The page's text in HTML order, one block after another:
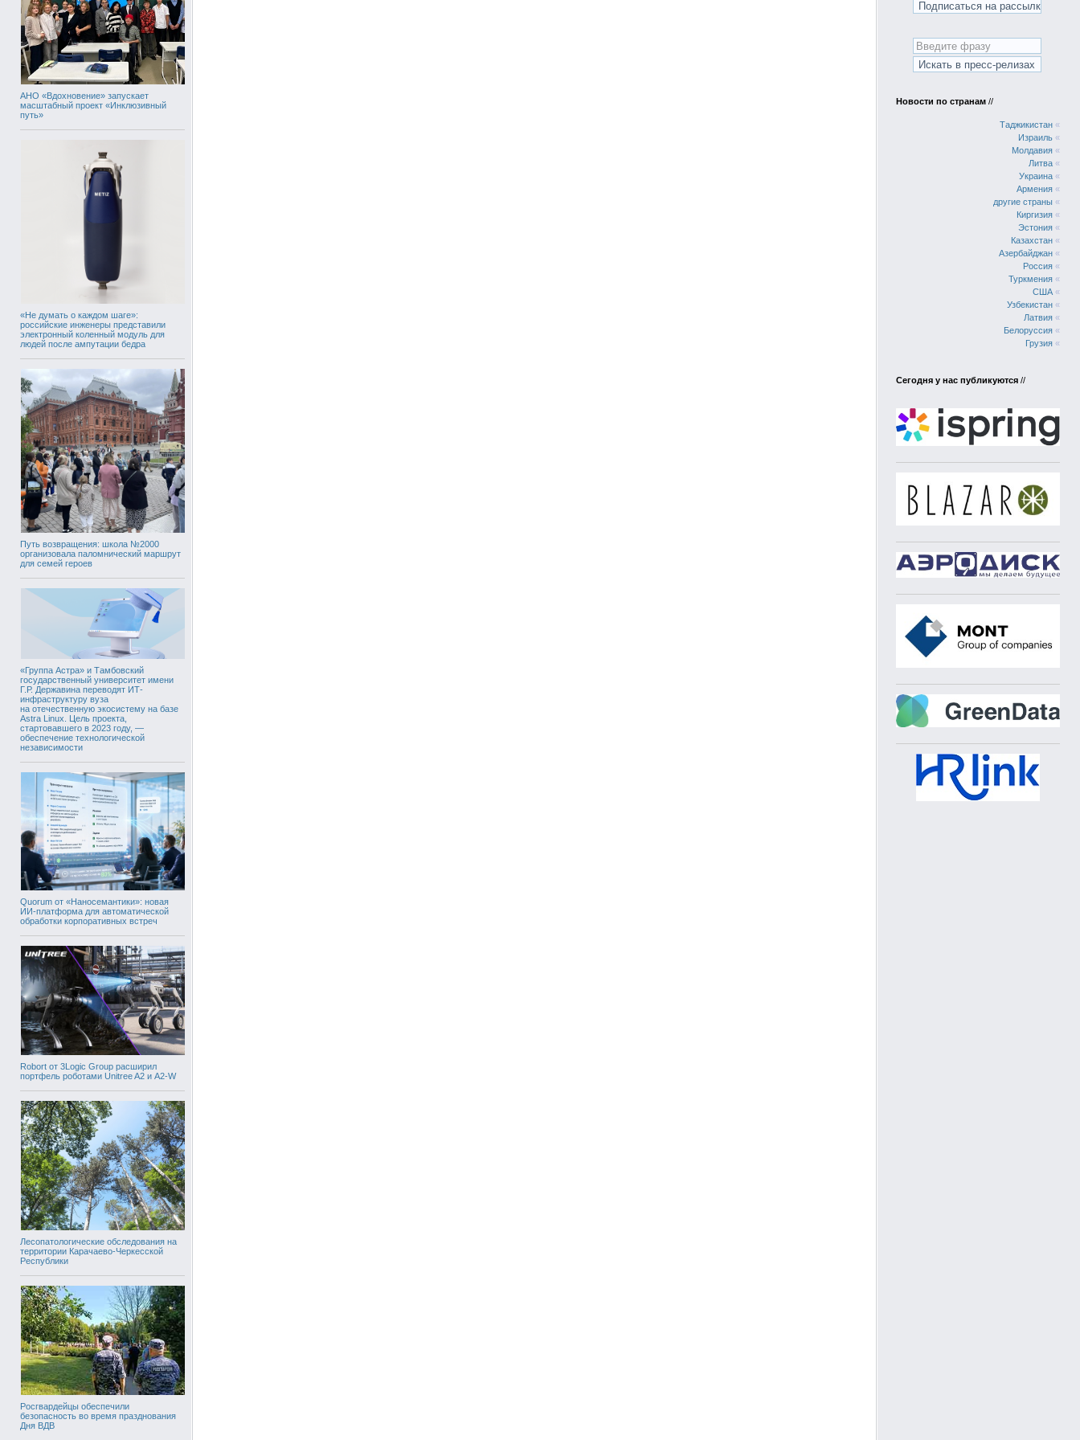
АНО «Вдохновение» запускает
масштабный проект «Инклюзивный
путь»
«Не думать о каждом шаге»:
российские инженеры представили
электронный коленный модуль для
людей после ампутации бедра
Путь возвращения: школа №2000
организовала паломнический маршрут
для семей героев
«Группа Астра» и Тамбовский
государственный университет имени
Г.Р. Державина переводят ИТ-
инфраструктуру вуза
на отечественную экосистему на базе
Astra Linux. Цель проекта,
стартовавшего в 2023 году, —
обеспечение технологической
независимости
Quorum от «Наносемантики»: новая
ИИ-платформа для автоматической
обработки корпоративных встреч
Robort от 3Logic Group расширил
портфель роботами Unitree A2 и A2-W
Лесопатологические обследования на
территории Карачаево-Черкесской
Республики
Росгвардейцы обеспечили
безопасность во время празднования
Дня ВДВ
Новости по странам //
Таджикистан «
Израиль «
Молдавия «
Литва «
Украина «
Армения «
другие страны «
Киргизия «
Эстония «
Казахстан «
Азербайджан «
Россия «
Туркмения «
США «
Узбекистан «
Латвия «
Белоруссия «
Грузия «
Сегодня у нас публикуются //